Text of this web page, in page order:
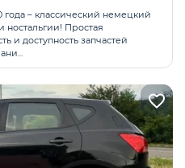
– классический немецкий
ностальгии! Простая
и доступность запчастей